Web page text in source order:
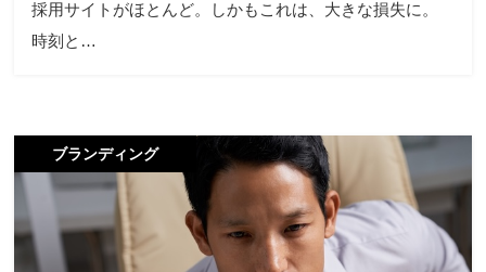
採用サイトがほとんど。しかもこれは、大きな損失に。
時刻と…
ブランディング